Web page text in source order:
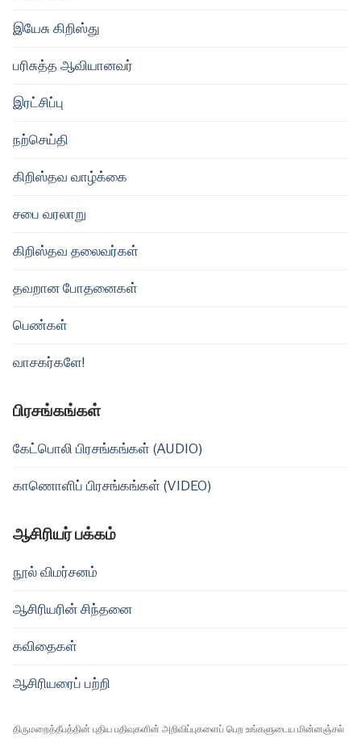
இயேசு கிறிஸ்து
பரிசுத்த ஆவியானவர்
இரட்சிப்பு
நற்செய்தி
கிறிஸ்தவ வாழ்க்கை
சபை வரலாறு
கிறிஸ்தவ தலைவர்கள்
தவறான போதனைகள்
பெண்கள்
வாசகர்களே!
பிரசங்கங்கள்
கேட்பொலி பிரசங்கங்கள் (AUDIO)
காணொளிப் பிரசங்கங்கள் (VIDEO)
ஆசிரியர் பக்கம்
நூல் விமர்சனம்
ஆசிரியரின் சிந்தனை
கவிதைகள்
ஆசிரியரைப் பற்றி
திருமறைத்தீபத்தின் புதிய பதிவுகளின் அறிவிப்புகளைப் பெற உங்களுடைய மின்னஞ்சல்